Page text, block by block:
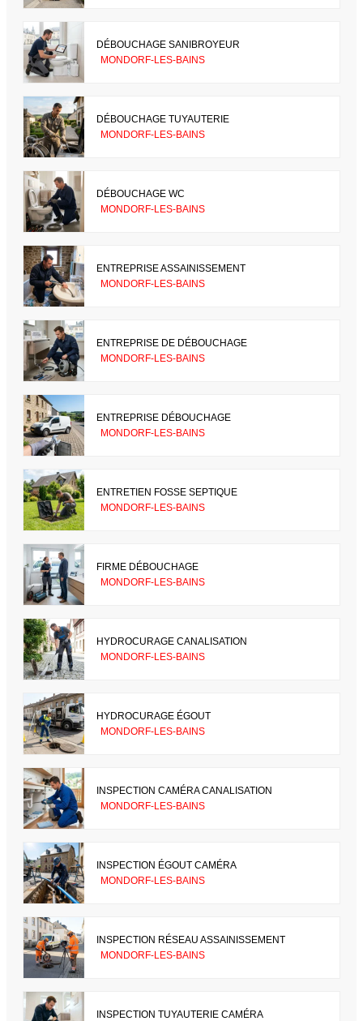
DÉBOUCHAGE SANIBROYEUR
MONDORF-LES-BAINS
DÉBOUCHAGE TUYAUTERIE
MONDORF-LES-BAINS
DÉBOUCHAGE WC
MONDORF-LES-BAINS
ENTREPRISE ASSAINISSEMENT
MONDORF-LES-BAINS
ENTREPRISE DE DÉBOUCHAGE
MONDORF-LES-BAINS
ENTREPRISE DÉBOUCHAGE
MONDORF-LES-BAINS
ENTRETIEN FOSSE SEPTIQUE
MONDORF-LES-BAINS
FIRME DÉBOUCHAGE
MONDORF-LES-BAINS
HYDROCURAGE CANALISATION
MONDORF-LES-BAINS
HYDROCURAGE ÉGOUT
MONDORF-LES-BAINS
INSPECTION CAMÉRA CANALISATION
MONDORF-LES-BAINS
INSPECTION ÉGOUT CAMÉRA
MONDORF-LES-BAINS
INSPECTION RÉSEAU ASSAINISSEMENT
MONDORF-LES-BAINS
INSPECTION TUYAUTERIE CAMÉRA